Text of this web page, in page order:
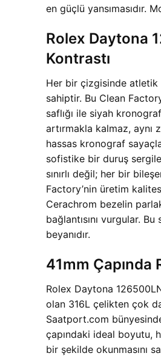
en güçlü yansımasıdır.
Rolex Daytona
Kontrastı
Her bir çizgisinde atletik
sahiptir. Bu Clean
saflığı ile siyah
artırmakla kalmaz, aynı
hassas kronograf
sofistike bir duruş
sınırlı değil; her bir
Factory’nin üretim
Cerachrom bezelin
bağlantısını vurgular.
beyanıdır.
41mm
Rolex Daytona
olan 316L çelikten çok
Saatport.com
çapındaki ideal boyutu,
bir şekilde okunmasını